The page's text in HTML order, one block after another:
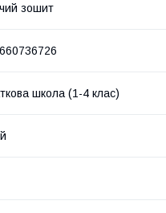
зошит
школа (1-4 клас)